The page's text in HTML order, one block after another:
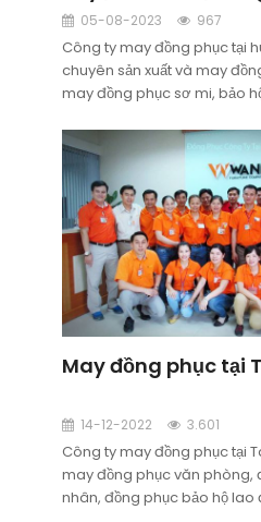
05-08-2023 967
Công ty may đồng phục tại
chuyên sản xuất và may
may đồng phục sơ mi, bảo
tỉnh Long An. Đảm bảo uy tín
hệ để được tư vấn và thiết kế
May đồng phục tại
14-12-2022 3.601
Công ty may đồng phục tại
may đồng phục văn phòng,
nhân, đồng phục bảo hộ lao